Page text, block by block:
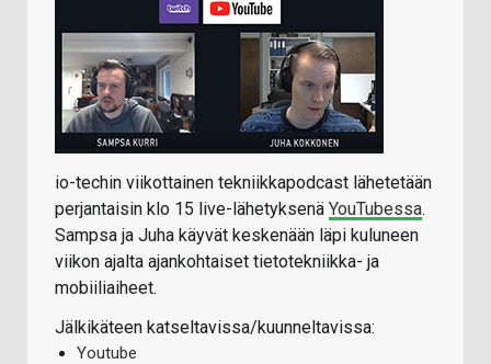
io-techin viikottainen tekniikkapodcast lähetetään
perjantaisin klo 15 live-lähetyksenä YouTubessa.
Sampsa ja Juha käyvät keskenään läpi kuluneen
viikon ajalta ajankohtaiset tietotekniikka- ja
mobiiliaiheet.
Jälkikäteen katseltavissa/kuunneltavissa:
Youtube